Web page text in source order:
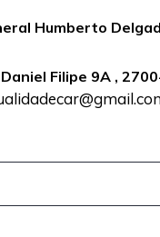
Humberto
Filipe 9A ,